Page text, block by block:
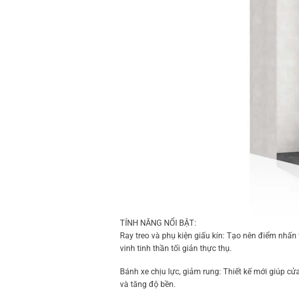
TÍNH NĂNG NỔI BẬT:
Ray treo và phụ kiện giấu kín: Tạo nên điểm
vinh tinh thần tối giản thực thụ.
Bánh xe chịu lực, giảm rung: Thiết kế mới giúp
và tăng độ bền.